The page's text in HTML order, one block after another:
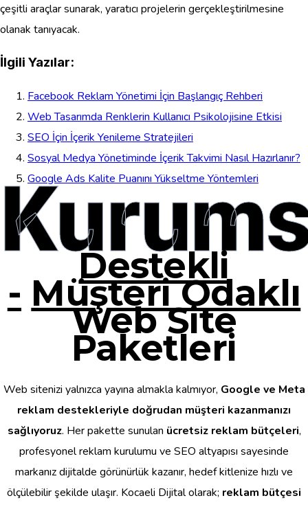
çeşitli araçlar sunarak, yaratıcı projelerin gerçekleştirilmesine
olanak tanıyacak.
İlgili Yazılar:
Facebook Reklam Yönetimi İçin Başlangıç Rehberi
Web Tasarımda Renklerin Kullanıcı Psikolojisine Etkisi
SEO İçin İçerik Yenileme Stratejileri
Sosyal Medya Yönetiminde İçerik Takvimi Nasıl Hazırlanır?
Google Ads Kalite Puanını Yükseltme Yöntemleri
Destekli
- Müşteri Odaklı
Web Site
Paketleri
Web sitenizi yalnızca yayına almakla kalmıyor, Google ve Meta
reklam destekleriyle doğrudan müşteri kazanmanızı
sağlıyoruz. Her pakette sunulan ücretsiz reklam bütçeleri,
profesyonel reklam kurulumu ve SEO altyapısı sayesinde
markanız dijitalde görünürlük kazanır, hedef kitlenize hızlı ve
ölçülebilir şekilde ulaşır. Kocaeli Dijital olarak; reklam bütçesi